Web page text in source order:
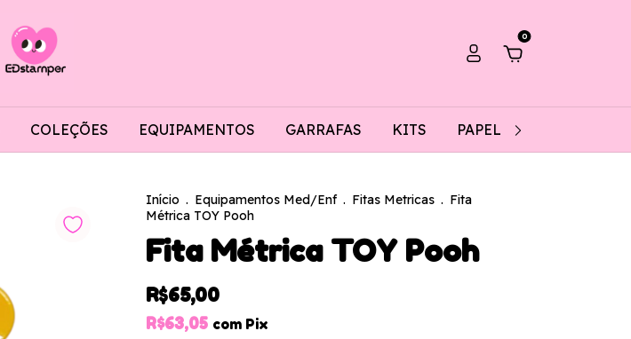
0
COLEÇÕES EQUIPAMENTOS GARRAFAS KITS PAPELARIA
Início . Equipamentos Med/Enf . Fitas Metricas . Fita
Métrica TOY Pooh
Fita Métrica TOY Pooh
R$65,00
R$63,05 com Pix